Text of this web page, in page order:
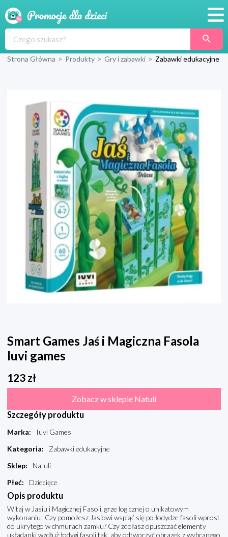
Produkty
Blog
Wyprawka
Strona Główna > Produkty > Gry i zabawki > Zabawki edukacyjne
Smart Games Jaś i Magiczna Fasola
Iuvi games
123 zł
Zobacz w sklepie Natuli
Szczegóły produktu
Marka:
Iuvi Games
Kategoria:
Zabawki edukacyjne
Sklep:
Natuli
Płeć: Dziecięce
Opis produktu
Witaj w Jasiu i Magicznej Fasoli, grze logicznej o unikatowym
wykonaniu! Czy pomożesz Jasiowi wspiąć się po łodydze fasoli wprost
do ukrytego w chmurach zamku? Czy zdołasz opuszczać elementy
układanki wzdłuż łodygi fasoli tak, aby odtworzyć obrazek z wybranego